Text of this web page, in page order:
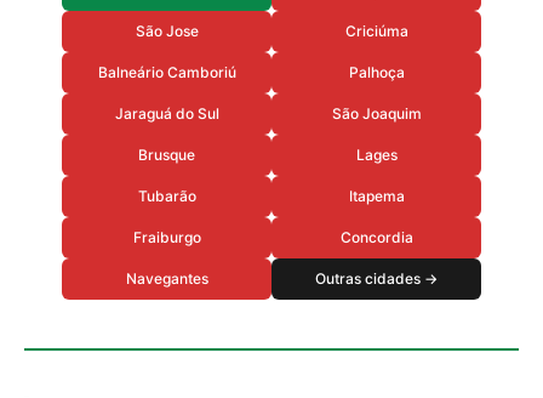
São Jose Criciúma
Balneário Camboriú Palhoça
Jaraguá do Sul São Joaquim
Brusque Lages
Tubarão Itapema
Fraiburgo Concordia
Navegantes Outras cidades →